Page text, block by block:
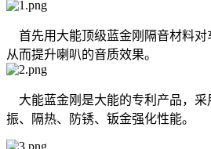
首先用大能顶级蓝金刚隔音材料对
从而提升喇叭的音质效果。
大能蓝金刚是大能的专利产品，采
振、隔热、防锈、钣金强化性能。